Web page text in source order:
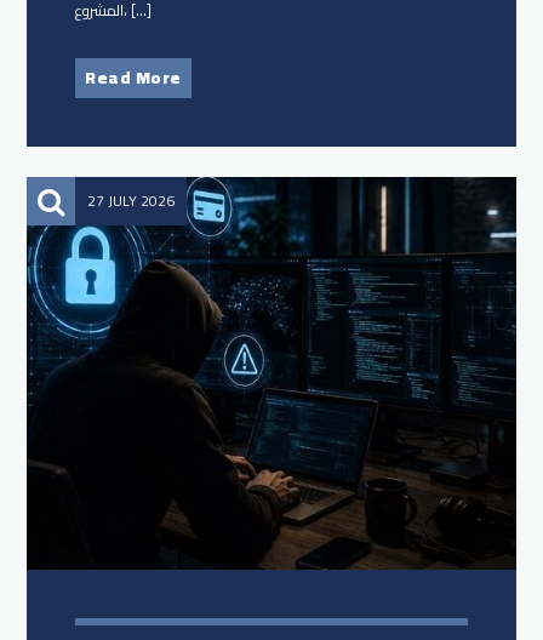
المشروع، […]
Read More
27 JULY 2026